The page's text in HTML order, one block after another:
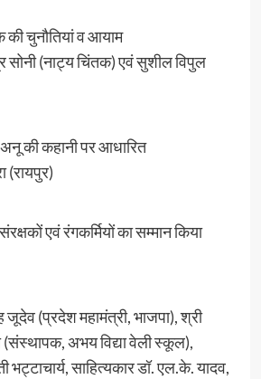
चुनौतियां व आयाम
सोनी (नाट्य चिंतक) एवं सुशील विपुल
की कहानी पर आधारित
(रायपुर)
एवं रंगकर्मियों का सम्मान किया
जूदेव (प्रदेश महामंत्री, भाजपा), श्री
(संस्थापक, अभय विद्या वेली स्कूल),
भट्टाचार्य, साहित्यकार डॉ. एल.के. यादव,